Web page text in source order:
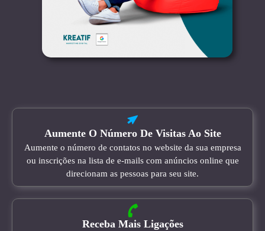
Aumente O Número De Visitas Ao Site
Aumente o número de contatos no website da sua empresa
ou inscrições na lista de e-mails com anúncios online que
direcionam as pessoas para seu site.
Receba Mais Ligações